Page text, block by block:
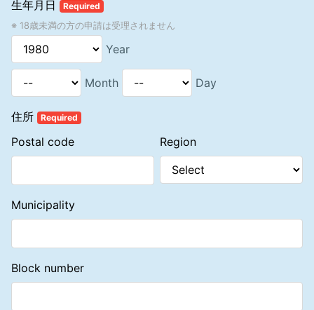
録をしたい場合は「任意解約通知書」（書類番号1806003）によっ
て、プレファード・カスタマーのポジションを解約し、アソシエート
エートとプレファード・カスタマーのポジションを同時に所有してい
ることが発覚した場合は、当社の判断でどちらかのポジションを解約
する権利を有します。
1.4 法人
人情報登録書・保証と免責の表明」（書類番号1806403）に全ての株
録申請に際し、登録申請法人は、「法人情報登録書・保証と免責の表
明」に代表者が署名し、代表印を捺印した上で、履歴事項全部証明書
および印鑑証明書の原本（いずれも発行から3カ月以内のもの）を添
付し、アソシエート登録申請書と一緒に、当社に提出する義務があり
ます。また、アソシエート登録申請書には、代表者の氏名、生年月日
および電話番号が記載されていなければなりません。
保証と免責の表明」を当社に提出しなければなりません。株主、役員
のいかなる変更についても、変更から14日以内に当社へ通知する義務
その個人であるアソシエートに対し、その契約の解除に伴う損害賠償
または違約金の支払を請求することができません。
ニ イまたはロの契約の解除は、その契約の解除を行う旨の書面を発
したときに、その効力を生じます。
ホ イまたはロの契約の解除があった場合において、その契約に係る
製品の引渡しが既にされているときは、その引取りに要する費用は、
マナテックの負担とします。
製品の代金が支払われているときは、マナテックは、個人であるアソ
6. 2 クーリング・オフ期間経過後の登録解約の場合
初回登録から12カ月以内のアソシエートは、上記6. 1イまたはロに定
めるクーリング・オフ期間経過後であっても、当社がクーリング・オ
ことができます。①製品購入後、90日を経過していないこと。②未
手数料としていただきます。なお、その場合は、当社指定の「任意解
約通知書」を当社に提出し、解約を行うこととします。
生年月日 Required
※ 18歳未満の方の申請は受理されません
Year
Month Day
住所 Required
Postal code Region
Municipality
Block number